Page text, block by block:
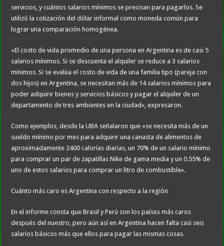
servicios, y cuántos salarios mínimos se precisan para pagarlos. Se
utilizó la cotización del dólar informal como moneda común para
lograr una comparación homogénea.
«El costo de vida promedio de una persona en Argentina es de casi 5
salarios mínimos. Si se descuenta el alquiler se reduce a 3 salarios
mínimos. Si se evalúa el costo de vida de una familia tipo (pareja con
dos hijos) en Argentina, se necesitan más de 14 salarios mínimos para
poder adquirir bienes y servicios básicos y pagar el alquiler de un
departamento de tres ambientes en la ciudad», expresaron.
Como ejemplos, desde la UBA señalaron que «se necesita más de un
sueldo mínimo por mes para adquirir una canasta de alimentos de
aproximadamente 2400 calorías diarias, un 70% de un salario mínimo
para comprar un par de zapatillas Nike de gama media y un 0.55% de
uno de estos salarios para comprar un litro de combustible».
Cuánto más caro es Argentina con respecto a la región
En el informe consta que Brasil y Perú son los países más caros
después del nuestro, pero aún así en Argentina hacen falta casi seis
salarios básicos más que ellos para pagar las mismas cosas.